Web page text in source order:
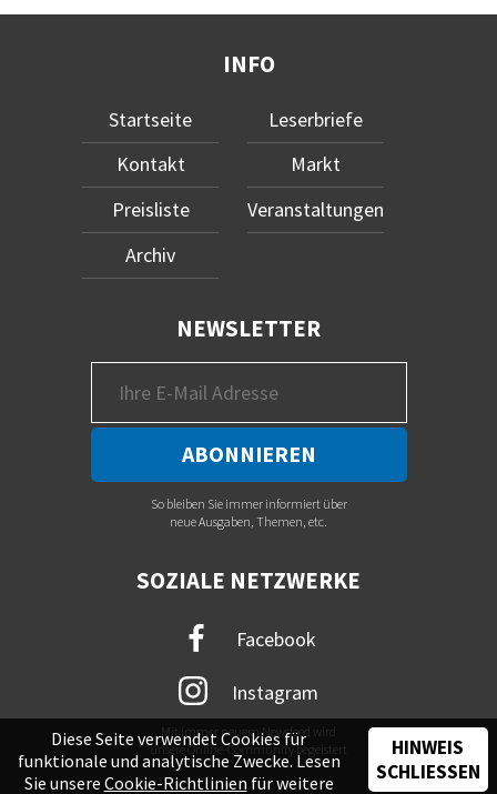
INFO
Startseite
Kontakt
Preisliste
Archiv
Leserbriefe
Markt
Veranstaltungen
NEWSLETTER
So bleiben Sie immer informiert über
neue Ausgaben, Themen, etc.
SOZIALE NETZWERKE
Facebook
Instagram
Mit immer neuem Newsfeed wird
unsere Online-Community begeistert
Diese Seite verwendet Cookies für
funktionale und analytische Zwecke. Lesen
Sie unsere Cookie-Richtlinien für weitere
HINWEIS
SCHLIESSEN